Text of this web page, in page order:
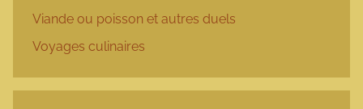
Viande ou poisson et autres duels
Voyages culinaires